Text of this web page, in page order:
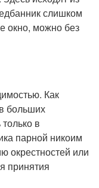
слишком
окно, можно без
Как
больших
в
парной никоим
окрестностей или
принятия